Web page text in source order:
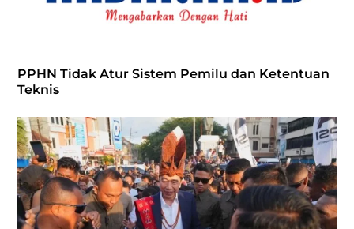
PPHN Tidak Atur Sistem Pemilu dan Ketentuan
Teknis